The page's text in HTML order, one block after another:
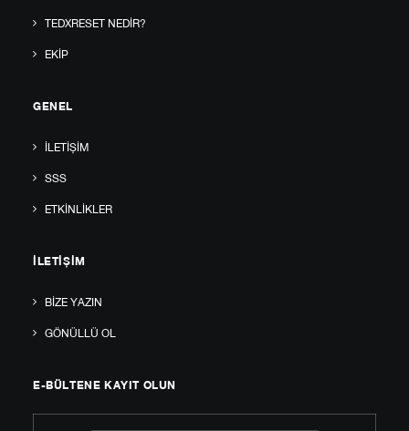
TEDXRESET NEDIR?
EKIP
GENEL
İLETIŞIM
SSS
ETKINLIKLER
İLETIŞIM
BIZE YAZIN
GÖNÜLLÜ OL
E-BÜLTENE KAYIT OLUN